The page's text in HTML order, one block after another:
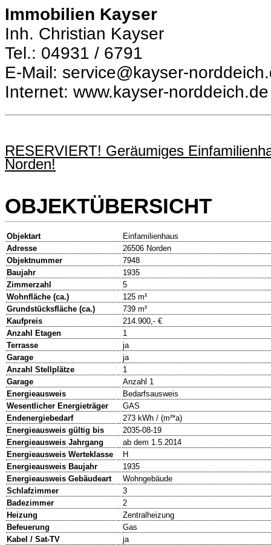
Immobilien Kayser
Inh. Christian Kayser
Tel.: 04931 / 6791
E-Mail: service@kayser-
Internet: www.kayser-norddeich.de
RESERVIERT! Geräumiges
Norden!
OBJEKTÜBERSICHT
Objektart
Einfamilienhaus
Adresse
26506 Norden
Objektnummer
7948
Baujahr
1935
Zimmerzahl
5
Wohnfläche (ca.)
125 m²
Grundstücksfläche (ca.)
739 m²
Kaufpreis
214.900,- €
Anzahl Etagen
1
Terrasse
ja
Garage
ja
Anzahl Stellplätze
1
Garage
Anzahl 1
Energieausweis
Bedarfsausweis
Wesentlicher Energieträger
GAS
Endenergiebedarf
273 kWh / (m²*a)
Energieausweis gültig bis
2035-08-19
Energieausweis Jahrgang
ab dem 1.5.2014
Energieausweis Werteklasse
H
Energieausweis Baujahr
1935
Energieausweis Gebäudeart
Wohngebäude
Schlafzimmer
3
Badezimmer
2
Heizung
Zentralheizung
Befeuerung
Gas
Kabel / Sat-TV
ja